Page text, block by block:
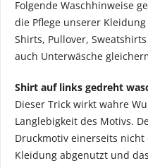
Folgende Waschhinweise
die Pflege unserer Kleidung
Shirts, Pullover,
auch Unterwäsche
Shirt auf links gedreht
Dieser Trick wirkt wahre
Langlebigkeit des Motivs.
Druckmotiv einerseits
Kleidung abgenutzt und